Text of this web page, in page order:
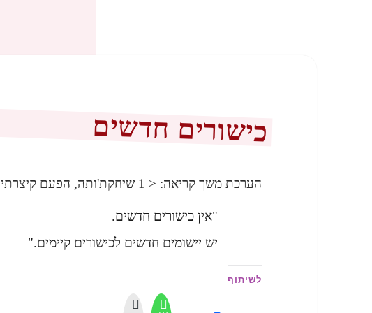
כישורים חדשים
הערכת משך קריאה: < 1 שיחקת'ותה, הפעם קיצרתי
"אין כישורים חדשים.
יש יישומים חדשים לכישורים קיימים."
לשיתוף